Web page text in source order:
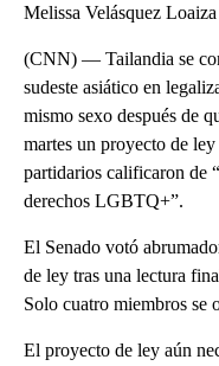
Melissa Velásquez Loaiza
(CNN) — Tailandia se
sudeste asiático en
mismo sexo después de
martes un proyecto de
partidarios calificaron de
derechos LGBTQ+”.
El Senado votó
de ley tras una lectura
Solo cuatro miembros se
El proyecto de ley aún